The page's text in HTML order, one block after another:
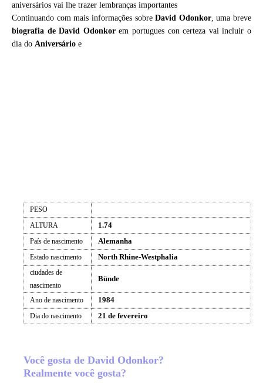
aniversários vai lhe trazer lembranças importantes
Continuando com mais informações sobreDavid Odonkor, uma breve
biografia deDavid Odonkorem portugues con certeza vai incluir o
dia do Aniversário e
PESO
ALTURA
1.74
País de nascimento Alemanha
Estado nascimento North Rhine-Westphalia
ciudades de
nascimento
Bünde
Ano de nascimento 1984
Dia do nascimento 21 de fevereiro
Você gosta de David Odonkor?
Realmente você gosta?